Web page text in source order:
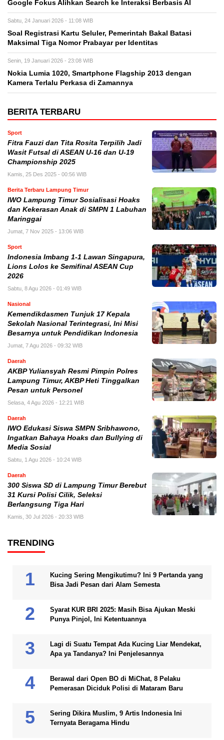
Google Fokus Alihkan Search ke Interaksi Berbasis AI
Sabtu, 24 Januari 2026 - 11:08 WIB
Soal Registrasi Kartu Seluler, Pemerintah Bakal Batasi
Maksimal Tiga Nomor Prabayar per Identitas
Senin, 19 Januari 2026 - 23:08 WIB
Nokia Lumia 1020, Smartphone Flagship 2013 dengan
Kamera Terlalu Perkasa di Zamannya
BERITA TERBARU
Sport
Fitra Fauzi dan Tita Rosita Terpilih Jadi
Wasit Futsal di ASEAN U-16 dan U-19
Championship 2025
Kamis, 25 Des 2025 - 00:56 WIB
Berita Terbaru Lampung Timur
IWO Lampung Timur Sosialisasi Hoaks
dan Kekerasan Anak di SMPN 1 Labuhan
Maringgai
Jumat, 7 Nov 2025 - 13:06 WIB
Sport
Indonesia Imbang 1-1 Lawan Singapura,
Lions Lolos ke Semifinal ASEAN Cup
2026
Sabtu, 8 Agu 2026 - 01:49 WIB
Nasional
Kemendikdasmen Tunjuk 17 Kepala
Sekolah Nasional Terintegrasi, Ini Misi
Besarnya untuk Pendidikan Indonesia
Jumat, 7 Agu 2026 - 09:32 WIB
Daerah
AKBP Yuliansyah Resmi Pimpin Polres
Lampung Timur, AKBP Heti Tinggalkan
Pesan untuk Personel
Selasa, 4 Agu 2026 - 12:21 WIB
Daerah
IWO Edukasi Siswa SMPN Sribhawono,
Ingatkan Bahaya Hoaks dan Bullying di
Media Sosial
Sabtu, 1 Agu 2026 - 10:24 WIB
Daerah
300 Siswa SD di Lampung Timur Berebut
31 Kursi Polisi Cilik, Seleksi
Berlangsung Tiga Hari
Kamis, 30 Jul 2026 - 20:33 WIB
TRENDING
Kucing Sering Mengikutimu? Ini 9 Pertanda yang
Bisa Jadi Pesan dari Alam Semesta
Syarat KUR BRI 2025: Masih Bisa Ajukan Meski
Punya Pinjol, Ini Ketentuannya
Lagi di Suatu Tempat Ada Kucing Liar Mendekat,
Apa ya Tandanya? Ini Penjelesannya
Berawal dari Open BO di MiChat, 8 Pelaku
Pemerasan Diciduk Polisi di Mataram Baru
Sering Dikira Muslim, 9 Artis Indonesia Ini
Ternyata Beragama Hindu